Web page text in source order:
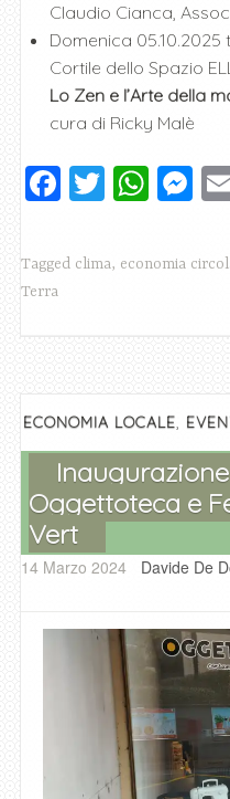
Claudio Cianca,
Domenica 05.10.2025
Cortile dello Spazio
Lo Zen e l’Arte della
cura di Ricky Malè
F
c
k
T
tt
W
at
M
ss
Tagged clima, economia
Terra
ECONOMIA LOCALE,
Oggettoteca e
Vert
14 Marzo 2024 Davide De